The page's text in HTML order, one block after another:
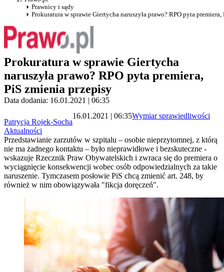
Prawnicy i sądy
Prokuratura w sprawie Giertycha naruszyła prawo? RPO pyta
Prokuratura w sprawie Giertycha
naruszyła prawo? RPO pyta premiera,
PiS zmienia przepisy
Data dodania: 16.01.2021 | 06:35
Patrycja Rojek-Socha
16.01.2021 | 06:35Wymiar sprawiedliwości
Aktualności
Przedstawianie zarzutów w szpitalu – osobie nieprzytomnej, z którą
nie ma żadnego kontaktu – było nieprawidłowe i bezskuteczne -
wskazuje Rzecznik Praw Obywatelskich i zwraca się do premiera o
wyciągnięcie konsekwencji wobec osób odpowiedzialnych za takie
naruszenie. Tymczasem posłowie PiS chcą zmienić art. 248, by
również w nim obowiązywała "fikcja doręczeń".